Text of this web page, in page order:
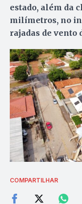
estado, além da
milímetros, no
rajadas de vento
COMPARTILHAR